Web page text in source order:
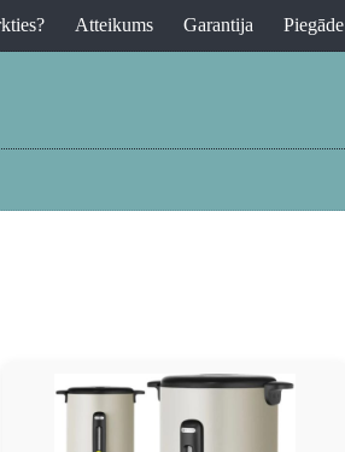
Atteikums Garantija Piegāde